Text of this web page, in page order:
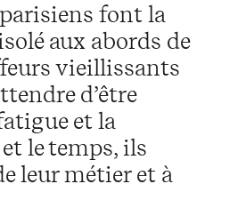
font la
aux abords de
vieillissants
d’être
et la
le temps, ils
leur métier et à